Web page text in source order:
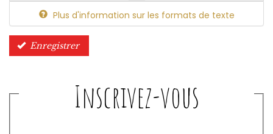
Plus d'information sur les formats de texte
Enregistrer
Inscrivez-vous